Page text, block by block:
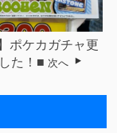
ポケカガチャ更
た！■ 次へ